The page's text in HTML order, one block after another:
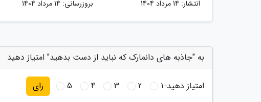
انتشار: 14 مرداد 1404 بروزرسانی: 14 مرداد 1404
به "جاذبه های دانمارک که نباید از دست بدهید" امتیاز دهید
امتیاز دهید:1
2
3
4
5 رای